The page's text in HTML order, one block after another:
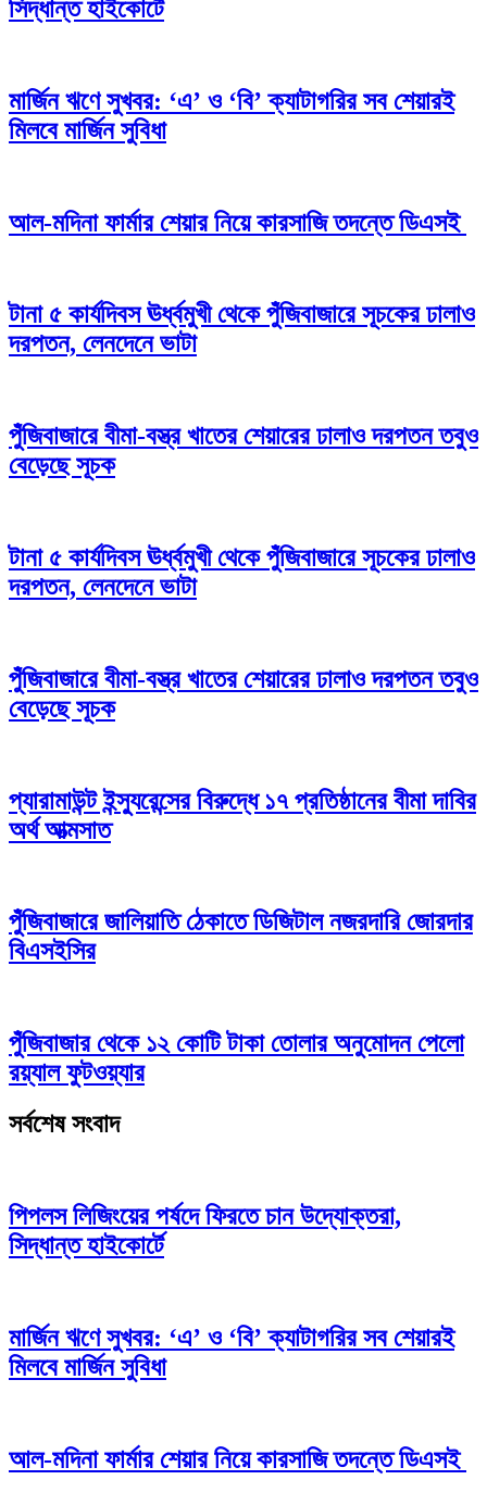
সিদ্ধান্ত হাইকোর্টে
মার্জিন ঋণে সুখবর: ‘এ’ ও ‘বি’ ক্যাটাগরির সব শেয়ারই
মিলবে মার্জিন সুবিধা
আল-মদিনা ফার্মার শেয়ার নিয়ে কারসাজি তদন্তে ডিএসই
টানা ৫ কার্যদিবস ঊর্ধ্বমুখী থেকে পুঁজিবাজারে সূচকের ঢালাও
দরপতন, লেনদেনে ভাটা
পুঁজিবাজারে বীমা-বস্ত্র খাতের শেয়ারের ঢালাও দরপতন তবুও
বেড়েছে সূচক
টানা ৫ কার্যদিবস ঊর্ধ্বমুখী থেকে পুঁজিবাজারে সূচকের ঢালাও
দরপতন, লেনদেনে ভাটা
পুঁজিবাজারে বীমা-বস্ত্র খাতের শেয়ারের ঢালাও দরপতন তবুও
বেড়েছে সূচক
প্যারামাউন্ট ইন্স্যুরেন্সের বিরুদ্ধে ১৭ প্রতিষ্ঠানের বীমা দাবির
অর্থ আত্মসাত
পুঁজিবাজারে জালিয়াতি ঠেকাতে ডিজিটাল নজরদারি জোরদার
বিএসইসির
পুঁজিবাজার থেকে ১২ কোটি টাকা তোলার অনুমোদন পেলো
রয়্যাল ফুটওয়্যার
সর্বশেষ সংবাদ
পিপলস লিজিংয়ের পর্ষদে ফিরতে চান উদ্যোক্তরা,
সিদ্ধান্ত হাইকোর্টে
মার্জিন ঋণে সুখবর: ‘এ’ ও ‘বি’ ক্যাটাগরির সব শেয়ারই
মিলবে মার্জিন সুবিধা
আল-মদিনা ফার্মার শেয়ার নিয়ে কারসাজি তদন্তে ডিএসই